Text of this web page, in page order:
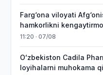
Farg‘ona viloyati
hamkorlikni
11:20 · 07/08
Oʻzbekiston Cadila
loyihalarni muhokama